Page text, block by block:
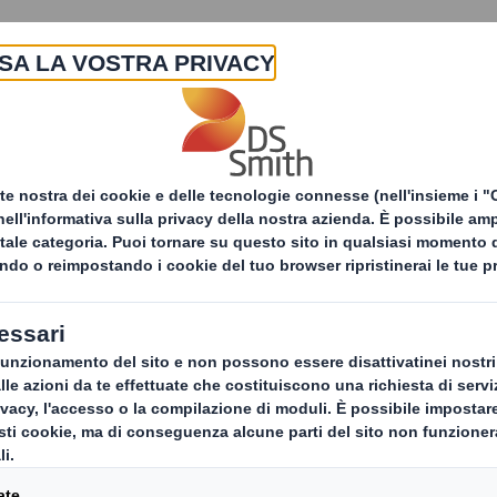
La nostra azienda Prodotti & Servizi
DS Smith rafforza la Strategia di Sostenibilità “Per